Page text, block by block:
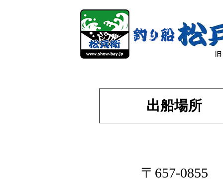
出船場所
〒657-0855